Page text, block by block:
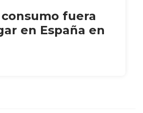
fuera
en España en